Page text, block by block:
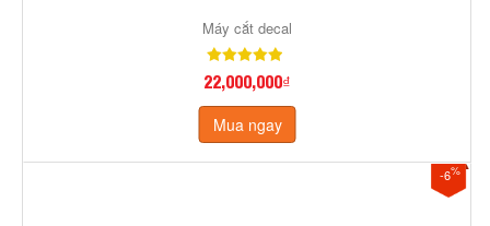
Máy cắt decal
22,000,000₫
Mua ngay
-6%